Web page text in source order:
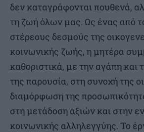
δεν καταγράφονται πουθενά,
τη ζωή όλων μας. Ως ένας από
στέρεους δεσμούς της
κοινωνικής ζωής, η μητέρα
καθοριστικά, με την αγάπη και
της παρουσία, στη συνοχή της
διαμόρφωση της
στη μετάδοση αξιών και στην
κοινωνικής αλληλεγγύης. Το